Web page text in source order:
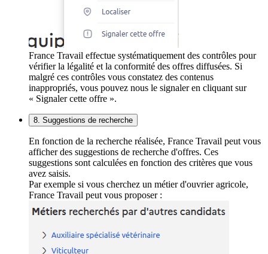
France Travail effectue systématiquement des contrôles pour
vérifier la légalité et la conformité des offres diffusées. Si
malgré ces contrôles vous constatez des contenus
inappropriés, vous pouvez nous le signaler en cliquant sur
« Signaler cette offre ».
8. Suggestions de recherche
En fonction de la recherche réalisée, France Travail peut vous
afficher des suggestions de recherche d'offres. Ces
suggestions sont calculées en fonction des critères que vous
avez saisis.
Par exemple si vous cherchez un métier d'ouvrier agricole,
France Travail peut vous proposer :